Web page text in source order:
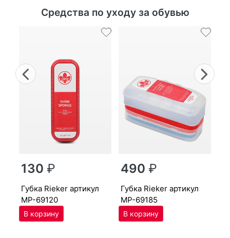
Средства по уходу за обувью
Previous
130₽
губ­ка Ri­eker артикул
MP-69120
490₽
губ­ка Ri­eker артикул
MP-69185